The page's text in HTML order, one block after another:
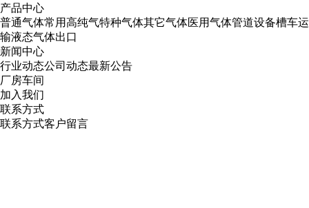
产品中心
普通气体常用高纯气特种气体其它气体医用气体管道设备槽车运
输液态气体出口
新闻中心
行业动态公司动态最新公告
厂房车间
加入我们
联系方式
联系方式客户留言